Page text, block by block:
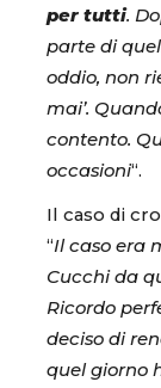
per tutti.
parte di
oddio, non
mai’.
contento.
occasioni“.
Il caso di
“Il caso era
Cucchi da
Ricordo
deciso di
quel giorno